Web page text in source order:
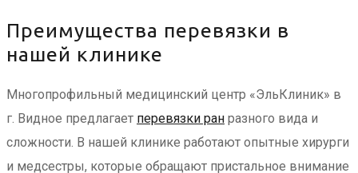
Преимущества перевязки в
нашей клинике
Многопрофильный медицинский центр «ЭльКлиник» в
г. Видное предлагает перевязки ран разного вида и
сложности. В нашей клинике работают опытные хирурги
и медсестры, которые обращают пристальное внимание